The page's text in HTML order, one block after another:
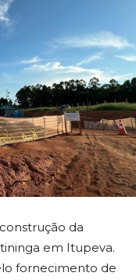
da
em Itupeva.
fornecimento de